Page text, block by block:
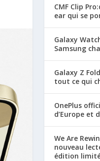
CMF Clip
ear qui se
Galaxy
Samsung
Galaxy Z
tout ce qui
OnePlus
d’Europe et
We Are
nouveau
édition